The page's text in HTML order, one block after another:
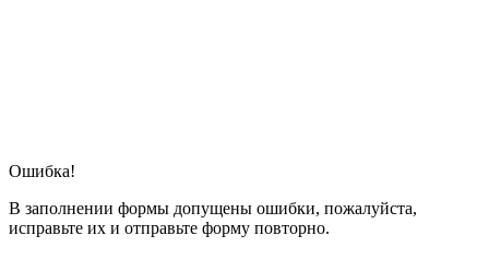
Ошибка!
В заполнении формы допущены ошибки, пожалуйста,
исправьте их и отправьте форму повторно.